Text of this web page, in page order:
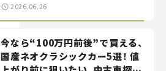
2026.06.26
今なら“100万円前後”で買える、
国産ネオクラシックカー5選！ 値